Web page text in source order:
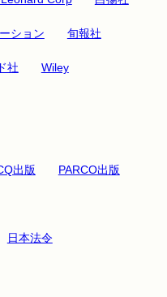
ション 旬報社
社 Wiley
出版 PARCO出版
日本法令